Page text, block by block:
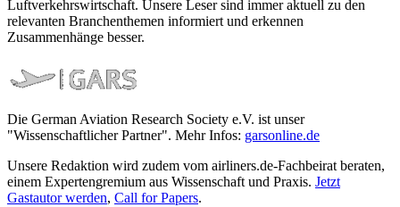
Luftverkehrswirtschaft. Unsere Leser sind immer aktuell zu den
relevanten Branchenthemen informiert und erkennen
Zusammenhänge besser.
Die German Aviation Research Society e.V. ist unser
"Wissenschaftlicher Partner". Mehr Infos: garsonline.de
Unsere Redaktion wird zudem vom airliners.de-Fachbeirat beraten,
einem Expertengremium aus Wissenschaft und Praxis. Jetzt
Gastautor werden, Call for Papers.